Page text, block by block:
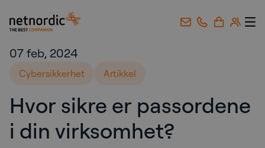
NetNordic Norway
07 feb, 2024
Cybersikkerhet Artikkel
Hvor sikre er passordene
i din virksomhet?